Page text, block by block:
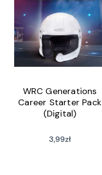
WRC Generations
Career Starter Pack
(Digital)
3,99zł